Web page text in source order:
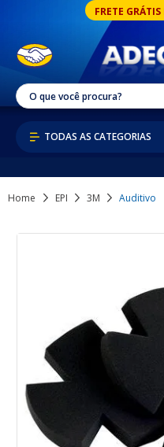
FRETE
Home EPI 3M Auditivo